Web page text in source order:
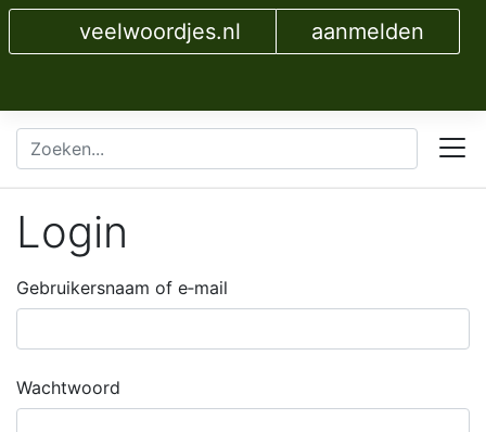
veelwoordjes.nl aanmelden
Login
Gebruikersnaam of e‑mail
Wachtwoord